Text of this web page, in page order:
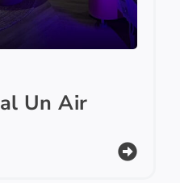
Un Air